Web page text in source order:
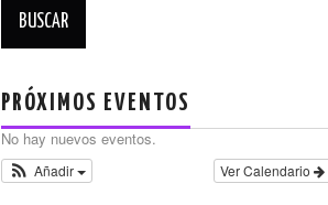
PRÓXIMOS EVENTOS
No hay nuevos eventos.
Ver Calendario
Añadir